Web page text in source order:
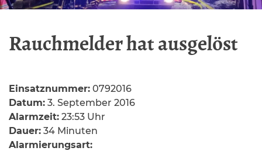
Rauchmelder hat ausgelöst
Einsatznummer: 0792016
Datum: 3. September 2016
Alarmzeit: 23:53 Uhr
Dauer: 34 Minuten
Alarmierungsart: